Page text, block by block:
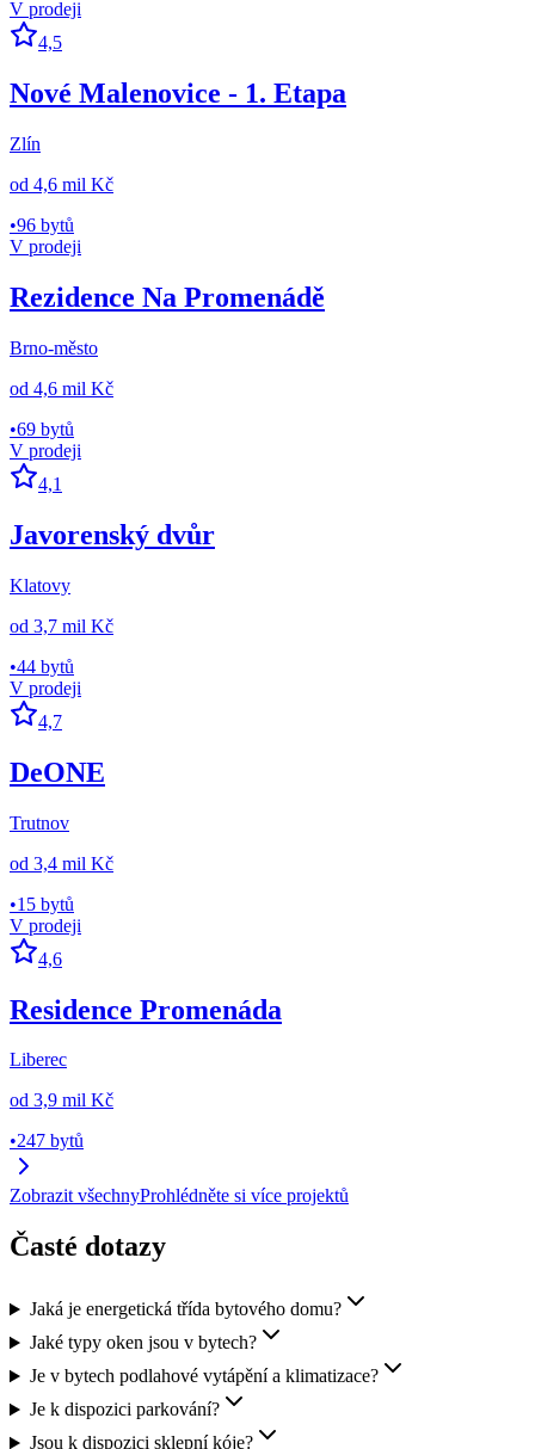
V prodeji
4,5
Nové Malenovice - 1. Etapa
Zlín
od 4,6 mil Kč
•96 bytů
V prodeji
Rezidence Na Promenádě
Brno-město
od 4,6 mil Kč
•69 bytů
V prodeji
4,1
Javorenský dvůr
Klatovy
od 3,7 mil Kč
•44 bytů
V prodeji
4,7
DeONE
Trutnov
od 3,4 mil Kč
•15 bytů
V prodeji
4,6
Residence Promenáda
Liberec
od 3,9 mil Kč
•247 bytů
Zobrazit všechnyProhlédněte si více projektů
Časté dotazy
Jaká je energetická třída bytového domu?
Jaké typy oken jsou v bytech?
Je v bytech podlahové vytápění a klimatizace?
Je k dispozici parkování?
Jsou k dispozici sklepní kóje?